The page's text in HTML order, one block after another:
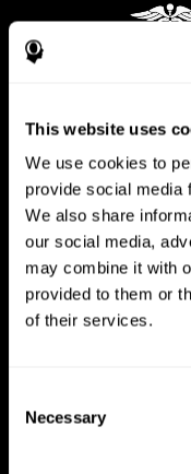
This website uses
We use cookies to
provide social media
We also share
our social media,
may combine it with
provided to them or
of their services.
Selection
Necessary